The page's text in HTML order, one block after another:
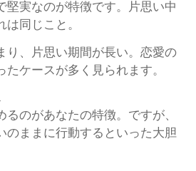
堅実なのが特徴です。片思い中
は同じこと。
り、片思い期間が長い。恋愛の
たケースが多く見られます。
るのがあなたの特徴。ですが、
のままに行動するといった大胆